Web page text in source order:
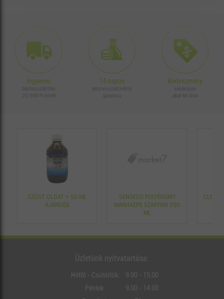
Ingyenes 14 napos Kedvezmény
EZÜST OLDAT + 50 ML
AJÁNDÉK
SENSECO FOLYÉKONY
MARHAEPE SZAPPAN 250
ML
Üzletünk nyitvatartása:
Hétfő - Csütörtök:
9.00 - 15.00
Péntek:
9.00 - 14.00